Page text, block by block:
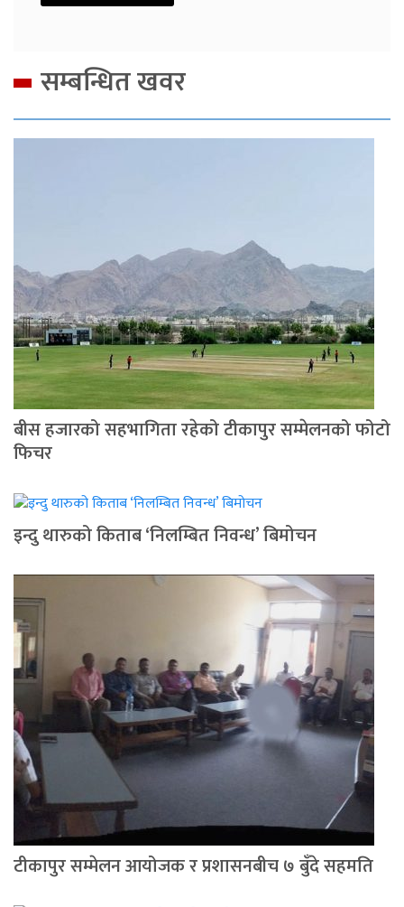
सम्बन्धित खवर
बीस हजारको सहभागिता रहेको टीकापुर सम्मेलनको फोटो
फिचर
इन्दु थारुको किताब ‘निलम्बित निवन्ध’ बिमोचन
टीकापुर सम्मेलन आयोजक र प्रशासनबीच ७ बुँदे सहमति